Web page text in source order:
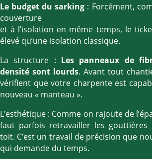
Le budget du sarking : Forcément,
couverture
et à l’isolation en même temps, le
élevé qu’une isolation classique.
La structure : Les panneaux de
densité sont lourds. Avant tout
vérifient que votre charpente est
nouveau « manteau ».
L’esthétique : Comme on rajoute de
faut parfois retravailler les
toit. C’est un travail de précision que
qui demande du temps.